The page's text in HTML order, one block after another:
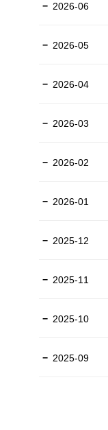
2026-06
2026-05
2026-04
2026-03
2026-02
2026-01
2025-12
2025-11
2025-10
2025-09